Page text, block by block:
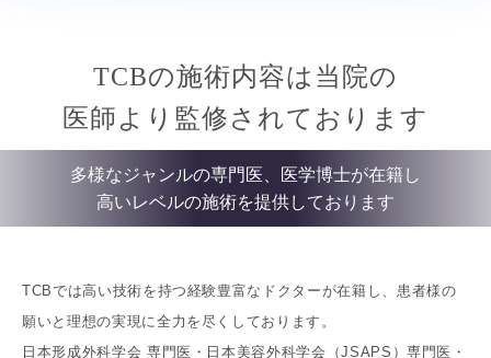
TCBの施術内容は当院の
医師より監修されております
多様なジャンルの専門医、医学博士が在籍し
高いレベルの施術を提供しております
TCBでは高い技術を持つ経験豊富なドクターが在籍し、患者様の
願いと理想の実現に全力を尽くしております。
日本形成外科学会 専門医・日本美容外科学会（JSAPS）専門医・